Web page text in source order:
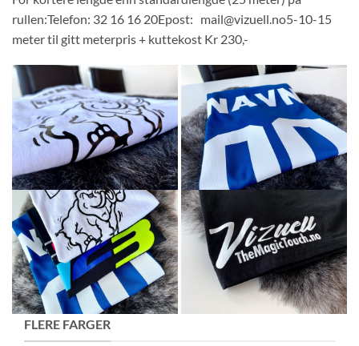
rullen:Telefon: 32 16 16 20Epost: mail@vizuell.no5-10-15
meter til gitt meterpris + kuttekost Kr 230,-
FLERE FARGER